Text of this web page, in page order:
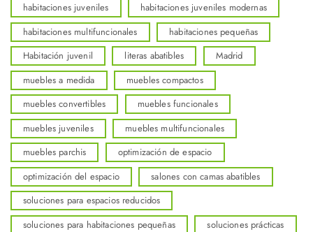
habitaciones juveniles
habitaciones juveniles modernas
habitaciones multifuncionales
habitaciones pequeñas
Habitación juvenil
literas abatibles
Madrid
muebles a medida
muebles compactos
muebles convertibles
muebles funcionales
muebles juveniles
muebles multifuncionales
muebles parchis
optimización de espacio
optimización del espacio
salones con camas abatibles
soluciones para espacios reducidos
soluciones para habitaciones pequeñas
soluciones prácticas